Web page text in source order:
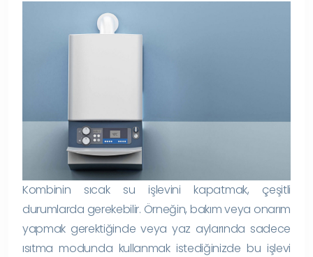
Kombinin sıcak su işlevini kapatmak, çeşitli
durumlarda gerekebilir. Örneğin, bakım veya onarım
yapmak gerektiğinde veya yaz aylarında sadece
ısıtma modunda kullanmak istediğinizde bu işlevi